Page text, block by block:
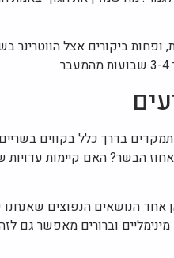
ופחות ביקורים אצל הווטרינר
בדרך כלל בקווים
הבשר? האם קיימות עדויות
אחד הנושאים הנפוצים
וברורים מאפשר גם